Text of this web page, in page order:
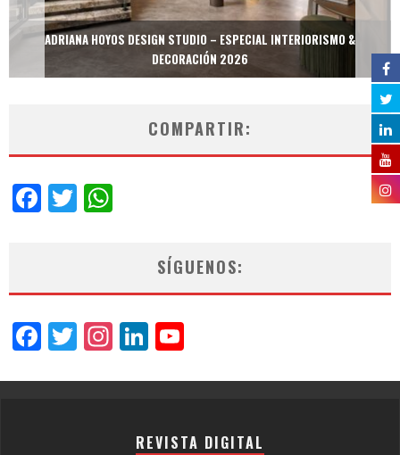
ADRIANA HOYOS DESIGN STUDIO – ESPECIAL INTERIORISMO &
DECORACIÓN 2026
COMPARTIR:
Facebook
Twitter
SÍGUENOS:
Facebook
Twitter
Instagram
LinkedIn
REVISTA DIGITAL